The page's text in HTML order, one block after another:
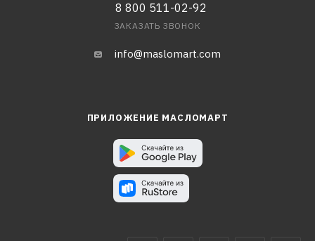
8 800 511-02-92
ЗАКАЗАТЬ ЗВОНОК
info@maslomart.com
ПРИЛОЖЕНИЕ МАСЛОМАРТ